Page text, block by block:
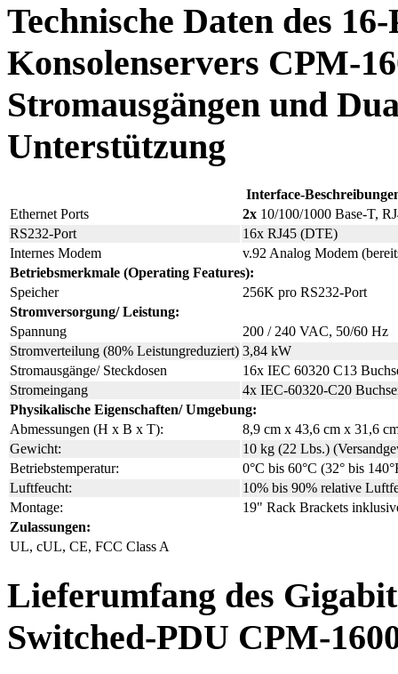
Technische Daten des
Konsolenservers CPM-
Stromausgängen und
Unterstützung
Interface-
Ethernet Ports
2x 10/100/1000 Base-T,
RS232-Port
16x RJ45 (DTE)
Internes Modem
v.92 Analog Modem
Betriebsmerkmale (Operating Features):
Speicher
256K pro RS232-Port
Stromversorgung/ Leistung:
Spannung
200 / 240 VAC, 50/60 Hz
Stromverteilung (80% Leistungreduziert) 3,84 kW
Stromausgänge/ Steckdosen
16x IEC 60320 C13
Stromeingang
4x IEC-60320-C20
Physikalische Eigenschaften/ Umgebung:
Abmessungen (H x B x T):
8,9 cm x 43,6 cm x 31,6
Gewicht:
10 kg (22 Lbs.)
Betriebstemperatur:
0°C bis 60°C (32° bis
Luftfeucht:
10% bis 90% relative
Montage:
19" Rack Brackets
Zulassungen:
UL, cUL, CE, FCC Class A
Lieferumfang des
Switched-PDU CPM-